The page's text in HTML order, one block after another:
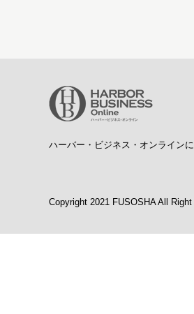
ハーバー・ビジネス・オンライン
Copyright 2021 FUSOSHA All